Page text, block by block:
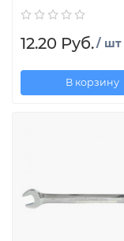
12.20 Руб./ шт
В корзину